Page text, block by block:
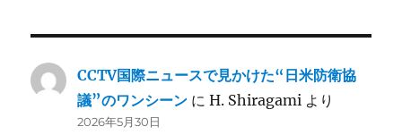
CCTV国際ニュースで見かけた“日米防衛協
議”のワンシーン にH. Shiragami より
2026年5月30日